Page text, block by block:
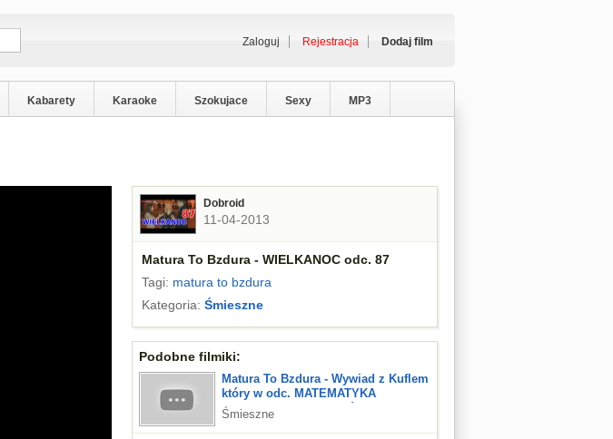
Zaloguj Rejestracja Dodaj film
Kabarety Karaoke Szokujace Sexy MP3
Dobroid
11-04-2013
Matura To Bzdura - WIELKANOC odc. 87
Tagi: matura to bzdura
Kategoria: Śmieszne
Podobne filmiki:
Matura To Bzdura - Wywiad z Kuflem
który w odc. MATEMATYKA
GEOMETRIA podał swój numer
telefonu
Śmieszne